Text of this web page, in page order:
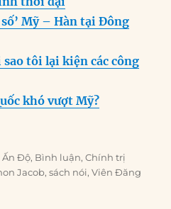
Mỹ – Hàn tại Đông
tôi lại kiện các công
khó vượt Mỹ?
Categories
Ấn Độ, Bình luận,Chính trị
Jacob,sách nói,Viên Đăng